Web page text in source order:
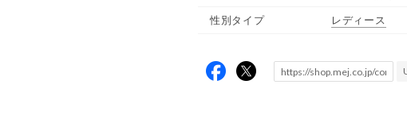
性別タイプ レディース